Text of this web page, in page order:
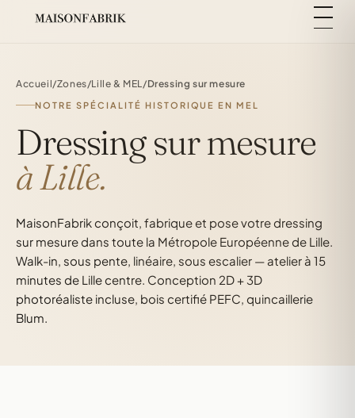
Accueil/Zones/Lille & MEL/Dressing sur mesure
NOTRE SPÉCIALITÉ HISTORIQUE EN MEL
Dressing sur mesure
à Lille.
MaisonFabrik conçoit, fabrique et pose votre dressing
sur mesure dans toute la Métropole Européenne de Lille.
Walk-in, sous pente, linéaire, sous escalier — atelier à 15
minutes de Lille centre. Conception 2D + 3D
photoréaliste incluse, bois certifié PEFC, quincaillerie
Blum.